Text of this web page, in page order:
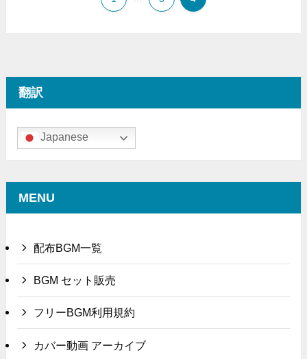
翻訳
Japanese
MENU
配布BGM一覧
BGM セット販売
フリーBGM利用規約
カバー動画 アーカイブ